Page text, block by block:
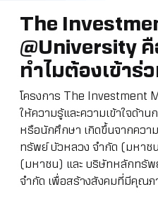
The
@University คื
ทำไมต้องเข้าร่
โครงการ The Investment
ให้ความรู้และความเข้าใจด้า
หรือนักศึกษา เกิดขึ้นจากคว
ทรัพย์ บัวหลวง จำกัด (มหาช
(มหาชน) และ บริษัทหลักทรั
จำกัด เพื่อสร้างสังคมที่มีคุณ